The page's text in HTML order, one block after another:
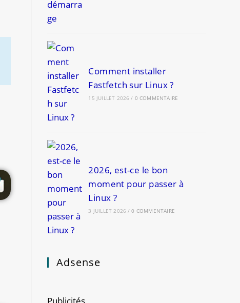
Comment installer
Fastfetch sur Linux ?
15 JUILLET 2026 / 0 COMMENTAIRE
2026, est-ce le bon
moment pour passer à
Linux ?
3 JUILLET 2026 / 0 COMMENTAIRE
Adsense
Publicités